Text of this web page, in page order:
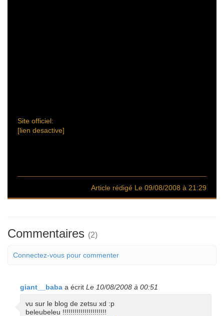
Site officiel:
[lien desactive]
Article rédigé Le 09/08/2008 à 21:29
Commentaires (2)
Connectez-vous pour commenter
giant__baba a écrit Le 10/08/2008 à 00:51
vu sur le blog de zetsu xd :p
beleubeleu !!!!!!!!!!!!!!!!!!!!!!